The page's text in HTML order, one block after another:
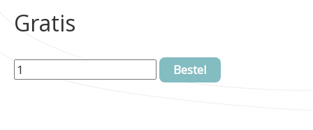
Gratis
Bestel